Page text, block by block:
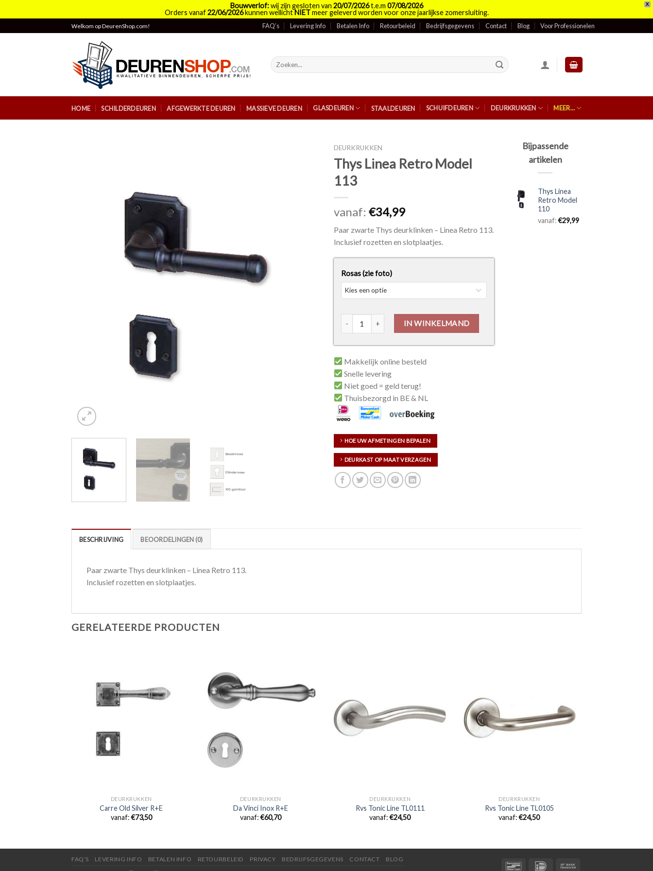
X
Bouwverlof:wij zijn gesloten van 20/07/2026t.e.m 07/08/2026
Orders vanaf22/06/2026kunnen wellichtNIETmeer geleverd worden voor onze jaarlijkse zomersluiting.
to
Welkom op DeurenShop.com! FAQ’s Levering Info Betalen Info Retourbeleid Bedrijfsgegevens Contact Blog Voor Professionelen
Zoeken
naar:
HOME SCHILDERDEUREN AFGEWERKTE DEUREN MASSIEVE DEUREN GLASDEUREN STAALDEUREN SCHUIFDEUREN DEURKRUKKEN MEER…
DEURKRUKKEN
Thys Linea Retro Model
113
vanaf: €34,99
Paar zwarte Thys deurklinken – Linea Retro 113.
Inclusief rozetten en slotplaatjes.
Rosas (zie foto)
IN WINKELMAND
Thys Linea Retro Model 113 aantal
Makkelijk online besteld
Snelle levering
Niet goed = geld terug!
Thuisbezorgd in BE & NL
HOE UW AFMETINGEN BEPALEN
DEURKAST OP MAAT VERZAGEN
Bijpassende
artikelen
Thys Linea
Retro Model
110
vanaf:€29,99
BESCHRIJVING BEOORDELINGEN (0)
Paar zwarte Thys deurklinken – Linea Retro 113.
Inclusief rozetten en slotplaatjes.
GERELATEERDE PRODUCTEN
DEURKRUKKEN
Carre Old Silver R+E
vanaf:€73,50
DEURKRUKKEN
Da Vinci Inox R+E
vanaf:€60,70
DEURKRUKKEN
Rvs Tonic Line TL0111
vanaf:€24,50
DEURKRUKKEN
Rvs Tonic Line TL0105
vanaf:€24,50
FAQ’S LEVERING INFO BETALEN INFO RETOURBELEID PRIVACY BEDRIJFSGEGEVENS CONTACT BLOG